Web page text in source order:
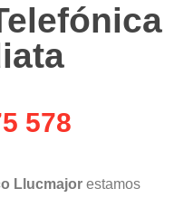
578
Llucmajor estamos